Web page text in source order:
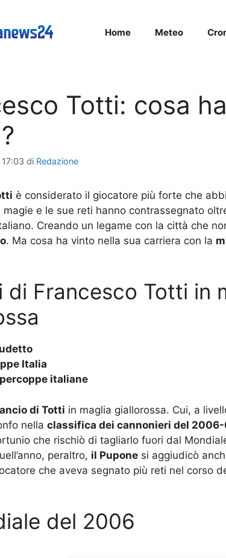
Home Meteo
Totti: cosa
di Redazione
è considerato il giocatore più forte che
magie e le sue reti hanno contrassegnato
Creando un legame con la città che
. Ma cosa ha vinto nella sua carriera con la
di Francesco Totti in
Italia
italiane
di Totti in maglia giallorossa. Cui, a
nella classifica dei cannonieri del
che rischiò di tagliarlo fuori dal
peraltro, il Pupone si aggiudicò
che aveva segnato più reti nel corso
del 2006